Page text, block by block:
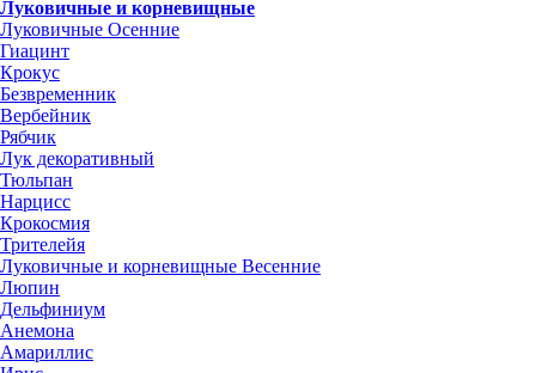
Луковичные и корневищные
Луковичные Осенние
Гиацинт
Крокус
Безвременник
Вербейник
Рябчик
Лук декоративный
Тюльпан
Нарцисс
Крокосмия
Трителейя
Луковичные и корневищные Весенние
Люпин
Дельфиниум
Анемона
Амариллис